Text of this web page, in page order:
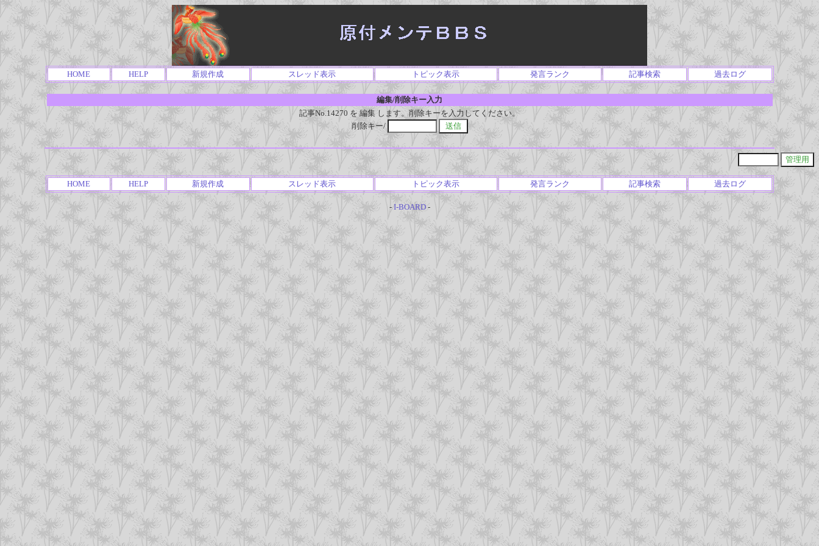
HOME HELP 新規作成 スレッド表示 トピック表示 発言ランク 記事検索 過去ログ
編集/削除キー入力
記事No.14270 を 編集 します。削除キーを入力してください。
削除キー/
HOME HELP 新規作成 スレッド表示 トピック表示 発言ランク 記事検索 過去ログ
- I-BOARD-